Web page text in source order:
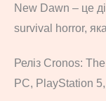
New Dawn – це
survival horror,
Реліз Cronos:
PC, PlayStation